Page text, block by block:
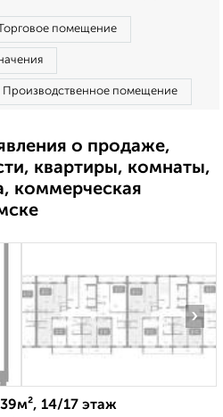
помещение
Производственное помещение
о продаже,
квартиры, комнаты,
коммерческая
›
14/17 этаж